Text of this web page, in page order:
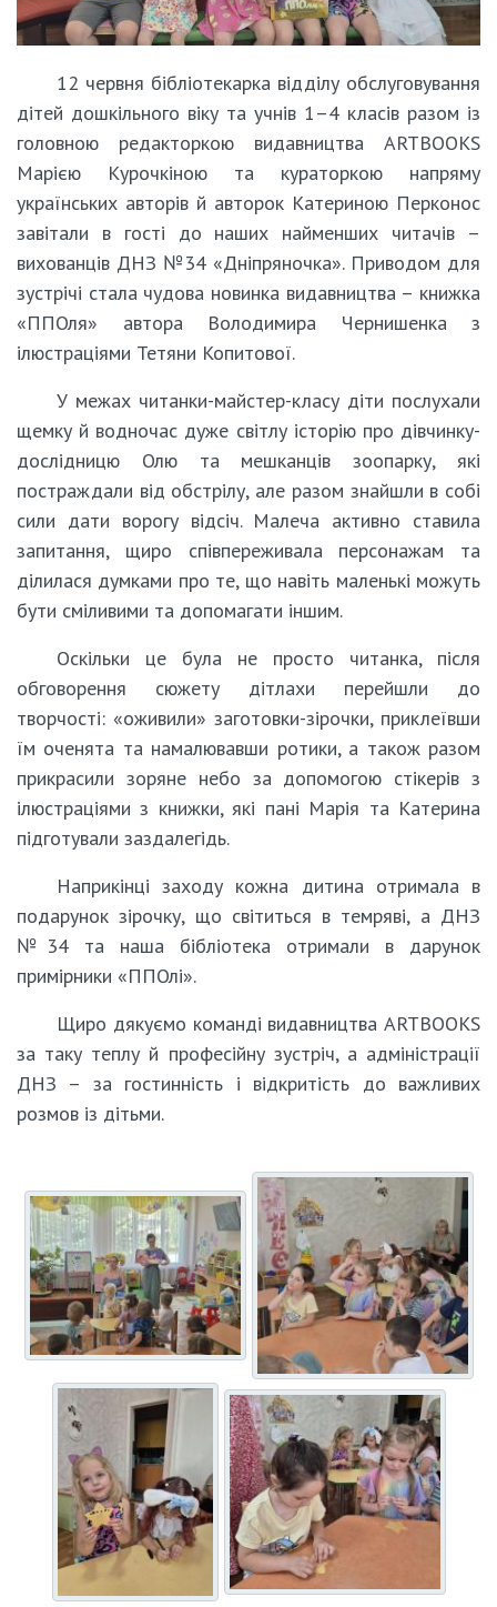
12 червня бібліотекарка відділу обслуговування
дітей дошкільного віку та учнів 1–4 класів разом із
головною редакторкою видавництва ARTBOOKS
Марією Курочкіною та кураторкою напряму
українських авторів й авторок Катериною Перконос
завітали в гості до наших найменших читачів –
вихованців ДНЗ №34 «Дніпряночка». Приводом для
зустрічі стала чудова новинка видавництва – книжка
«ППОля» автора Володимира Чернишенка з
ілюстраціями Тетяни Копитової.
У межах читанки-майстер-класу діти послухали
щемку й водночас дуже світлу історію про дівчинку-
дослідницю Олю та мешканців зоопарку, які
постраждали від обстрілу, але разом знайшли в собі
сили дати ворогу відсіч. Малеча активно ставила
запитання, щиро співпереживала персонажам та
ділилася думками про те, що навіть маленькі можуть
бути сміливими та допомагати іншим.
Оскільки це була не просто читанка, після
обговорення сюжету дітлахи перейшли до
творчості: «оживили» заготовки-зірочки, приклеївши
їм оченята та намалювавши ротики, а також разом
прикрасили зоряне небо за допомогою стікерів з
ілюстраціями з книжки, які пані Марія та Катерина
підготували заздалегідь.
Наприкінці заходу кожна дитина отримала в
подарунок зірочку, що світиться в темряві, а ДНЗ
№34 та наша бібліотека отримали в дарунок
примірники «ППОлі».
Щиро дякуємо команді видавництва ARTBOOKS
за таку теплу й професійну зустріч, а адміністрації
ДНЗ – за гостинність і відкритість до важливих
розмов із дітьми.